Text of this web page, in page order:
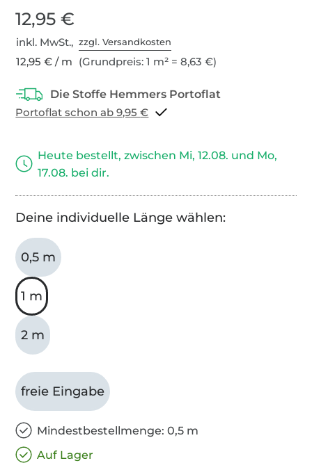
12,95 €
inkl. MwSt.,zzgl. Versandkosten
12,95 € / m (Grundpreis: 1 m² = 8,63 €)
Portoflat schon ab 9,95 €
Heute bestellt, zwischen Mi, 12.08. und Mo,
17.08. bei dir.
Deine individuelle Länge wählen:
0,5 m
1 m
2 m
freie Eingabe
Mindestbestellmenge: 0,5 m
Auf Lager